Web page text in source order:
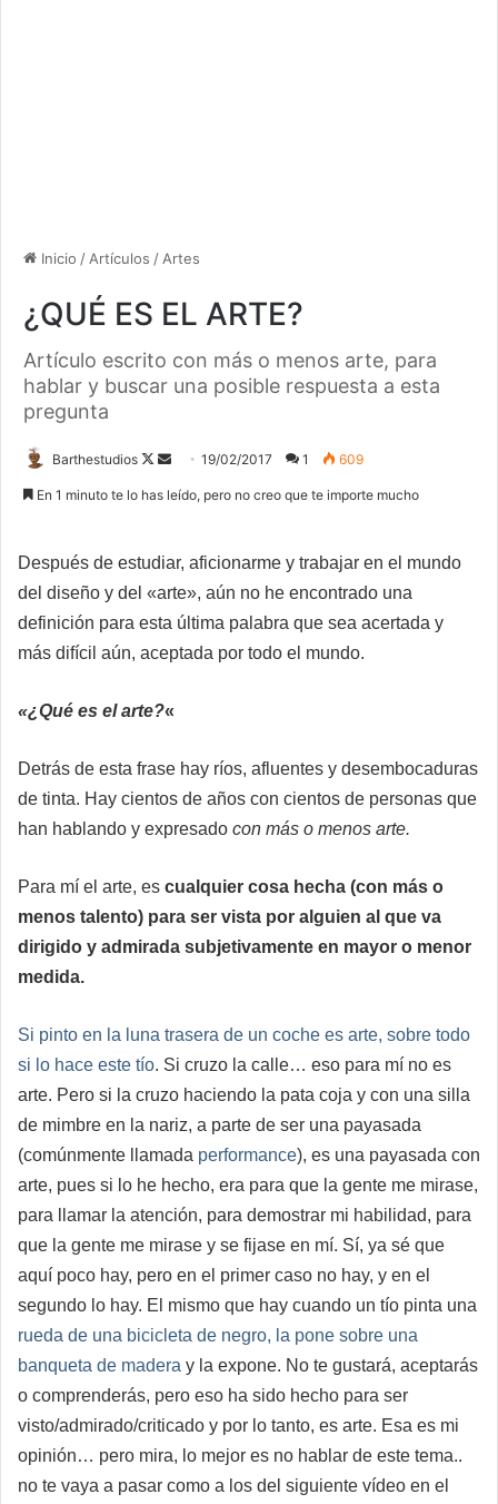
Inicio / Artículos / Artes
¿QUÉ ES EL ARTE?
Artículo escrito con más o menos arte, para
hablar y buscar una posible respuesta a esta
pregunta
Barthestudios
Follow
Send19/02/2017 1 609
En 1 minuto te lo has leído, pero no creo que te importe mucho
Después de estudiar, aficionarme y trabajar en el mundo
del diseño y del «arte», aún no he encontrado una
definición para esta última palabra que sea acertada y
más difícil aún, aceptada por todo el mundo.
«¿Qué es el arte?«
Detrás de esta frase hay ríos, afluentes y desembocaduras
de tinta. Hay cientos de años con cientos de personas que
han hablando y expresado con más o menos arte.
Para mí el arte, es cualquier cosa hecha (con más o
menos talento) para ser vista por alguien al que va
dirigido y admirada subjetivamente en mayor o menor
medida.
Si pinto en la luna trasera de un coche es arte, sobre todo
si lo hace este tío. Si cruzo la calle… eso para mí no es
arte. Pero si la cruzo haciendo la pata coja y con una silla
de mimbre en la nariz, a parte de ser una payasada
(comúnmente llamada performance), es una payasada con
arte, pues si lo he hecho, era para que la gente me mirase,
para llamar la atención, para demostrar mi habilidad, para
que la gente me mirase y se fijase en mí. Sí, ya sé que
aquí poco hay, pero en el primer caso no hay, y en el
segundo lo hay. El mismo que hay cuando un tío pinta una
rueda de una bicicleta de negro, la pone sobre una
banqueta de madera y la expone. No te gustará, aceptarás
o comprenderás, pero eso ha sido hecho para ser
visto/admirado/criticado y por lo tanto, es arte. Esa es mi
opinión… pero mira, lo mejor es no hablar de este tema..
no te vaya a pasar como a los del siguiente vídeo en el